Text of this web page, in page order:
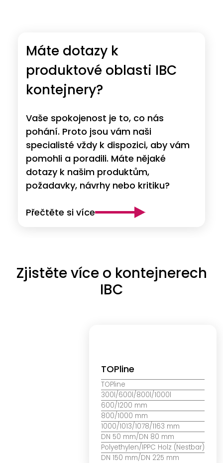
Máte dotazy k
produktové oblasti IBC
kontejnery?
Vaše spokojenost je to, co nás
pohání. Proto jsou vám naši
specialisté vždy k dispozici, aby vám
pomohli a poradili. Máte nějaké
dotazy k našim produktům,
požadavky, návrhy nebo kritiku?
Přečtěte si více
Zjistěte více o kontejnerech
IBC
TOPline
TOPline
300l/600l/800l/1000l
600/1200 mm
800/1000 mm
1000/1013/1078/1163 mm
DN 50 mm/DN 80 mm
Polyethylen/IPPC Holz (Nestbar)
DN 150 mm/DN 225 mm